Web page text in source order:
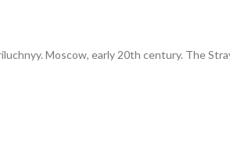
Moscow, early 20th century. The